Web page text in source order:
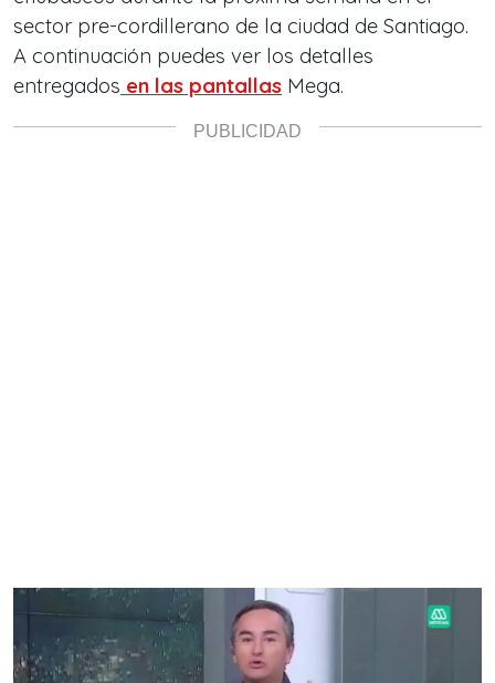
sector pre-cordillerano de la ciudad de Santiago.
A continuación puedes ver los detalles
entregados en las pantallas Mega.